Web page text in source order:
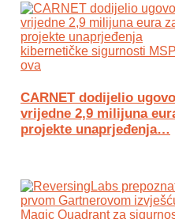
CARNET dodijelio
vrijedne 2,9 milijuna
projekte unaprjeđenja…